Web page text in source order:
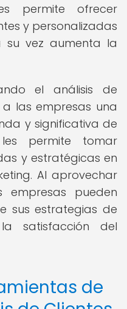
permite ofrecer
y personalizadas
su vez aumenta la
el análisis de
las empresas una
y significativa de
permite tomar
y estratégicas en
Al aprovechar
pueden
sus estrategias de
satisfacción del
de